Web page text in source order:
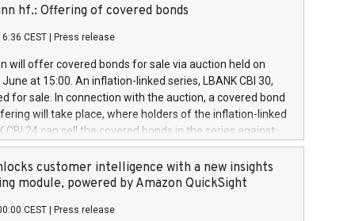
a
of the programme. The programme has been
and Council of 16 April 2014 (“MAR”) (save for
buyback programmes set out in MAR article 5) and
Delegated Regulation (EU) 2016/1052, also referred
Harbour rules. Trading dayNumber of shares bought
transaction priceAmount DKKAccumulated trading for
June
June
June
hf.: Offering of covered bonds
CEST Press release
will offer covered bonds for sale via auction held on
at 15:00. An inflation-linked series, LBANK CBI 30,
for sale. In connection with the auction, a covered bond
will take place, where holders of the inflation-linked
CBI 24 can sell the covered bonds in the series against
bought in the above-mentioned auction. The clean
is predefined at 99,594. Expected settlement date is
Covered bonds issued by Landsbankinn are rated A+
the auction. For further information, please call
customer intelligence with a new insights
module, powered by Amazon QuickSight
CEST Press release